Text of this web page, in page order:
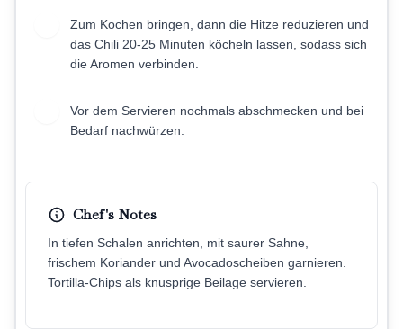
Zum Kochen bringen, dann die Hitze reduzieren und
das Chili 20-25 Minuten köcheln lassen, sodass sich
die Aromen verbinden.
Vor dem Servieren nochmals abschmecken und bei
Bedarf nachwürzen.
Chef's Notes
In tiefen Schalen anrichten, mit saurer Sahne,
frischem Koriander und Avocadoscheiben garnieren.
Tortilla-Chips als knusprige Beilage servieren.